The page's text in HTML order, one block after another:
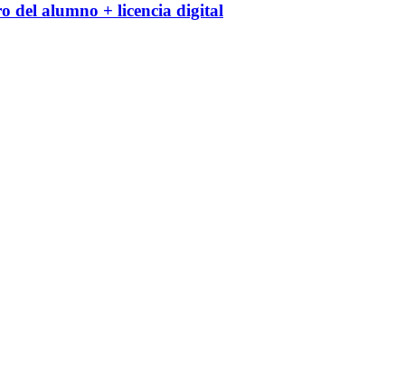
del alumno + licencia digital